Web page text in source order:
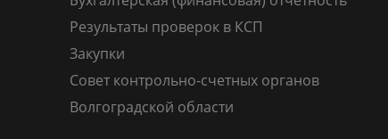
Результаты проверок в КСП
Закупки
Совет контрольно-счетных органов
Волгоградской области